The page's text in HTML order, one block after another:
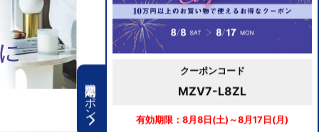
期間限定クーポン
クーポンコード
MZV7-L8ZL
有効期限：8月8日(土)～8月17日(月)